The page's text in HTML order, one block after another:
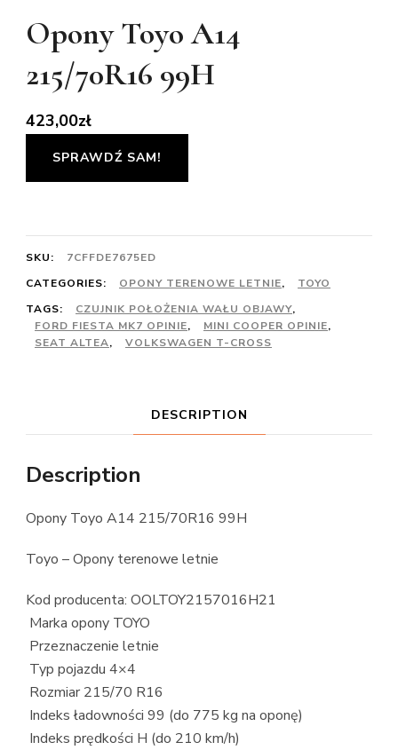
Opony Toyo A14
215/70R16 99H
423,00zł
SPRAWDŹ SAM!
SKU:
7CFFDE7675ED
CATEGORIES:
OPONY TERENOWE LETNIE,
TOYO
TAGS:
CZUJNIK POŁOŻENIA WAŁU OBJAWY,
FORD FIESTA MK7 OPINIE, MINI COOPER OPINIE,
SEAT ALTEA, VOLKSWAGEN T-CROSS
DESCRIPTION
Description
Opony Toyo A14 215/70R16 99H
Toyo – Opony terenowe letnie
Kod producenta: OOLTOY2157016H21
Marka opony TOYO
Przeznaczenie letnie
Typ pojazdu 4×4
Rozmiar 215/70 R16
Indeks ładowności 99 (do 775 kg na oponę)
Indeks prędkości H (do 210 km/h)